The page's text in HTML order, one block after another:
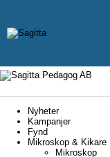
Nyheter
Kampanjer
Fynd
Mikroskop & Kikare
Mikroskop